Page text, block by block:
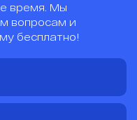
время. Мы
вопросам и
бесплатно!